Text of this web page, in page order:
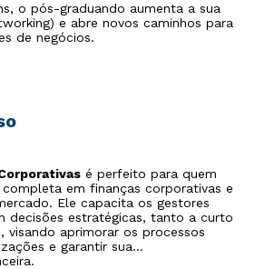
o pós-graduando aumenta a sua
e abre novos caminhos para
de negócios.
é perfeito para quem
em finanças corporativas e
Ele capacita os gestores
decisões estratégicas, tanto a curto
visando aprimorar os processos
e garantir sua